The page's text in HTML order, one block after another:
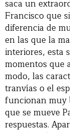
saca un
Francisco que
diferencia de
en las que la
interiores, esta
momentos que
modo, las
tranvías o el
funcionan muy
que se mueve
respuestas.